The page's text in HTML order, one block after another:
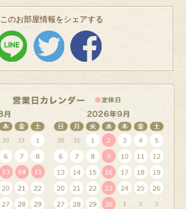
このお部屋情報をシェアする